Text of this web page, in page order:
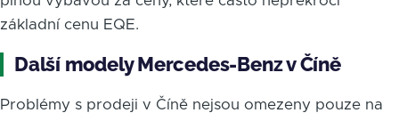
základní cenu EQE.
Další modely Mercedes-Benz v Číně
Problémy s prodeji v Číně nejsou omezeny pouze na